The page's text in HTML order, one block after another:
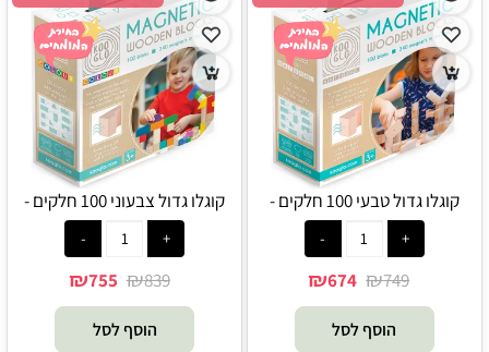
קוגלו גדול טבעי 100 חלקים -
Kooglo
₪749
₪674
הוסף לסל
קוגלו גדול צבעוני 100 חלקים -
Kooglo
₪839
₪755
הוסף לסל